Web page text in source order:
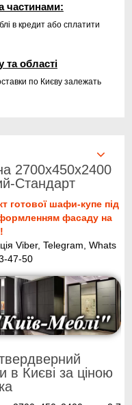
частинами:
в кредит або сплатити
та області
по Києву залежать
2700x450x2400
Стандарт
готової шафи-купе під
фасаду на
Viber, Telegram, Whats
47-50
в Києві за ціною